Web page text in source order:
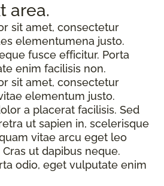
area.
sit amet, consectetur
elementumena justo.
fusce efficitur. Porta
enim facilisis non.
sit amet, consectetur
elementum justo.
a placerat facilisis. Sed
ut sapien in, scelerisque
vitae arcu eget leo
ut dapibus neque.
odio, eget vulputate enim